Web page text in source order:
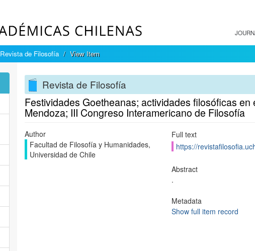
Revista de Filosofía View Item
Revista de Filosofía
Festividades Goetheanas; actividades filosóficas
Mendoza; III Congreso Interamericano de Filosofía
Author
Facultad de Filosofía y Humanidades,
Universidad de Chile
Full text
https://
Abstract
.
Metadata
Show full item record